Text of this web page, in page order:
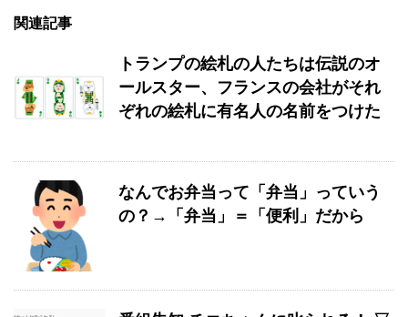
関連記事
トランプの絵札の人たちは伝説のオ
ールスター、フランスの会社がそれ
ぞれの絵札に有名人の名前をつけた
なんでお弁当って「弁当」っていう
の？→「弁当」＝「便利」だから